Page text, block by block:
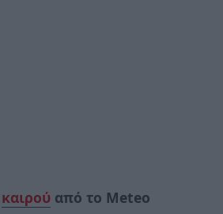
καιρού από το Meteo